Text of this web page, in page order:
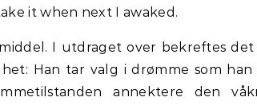
it when next I awaked.
I utdraget over bekreftes
Han tar valg i drømme som han
annektere den